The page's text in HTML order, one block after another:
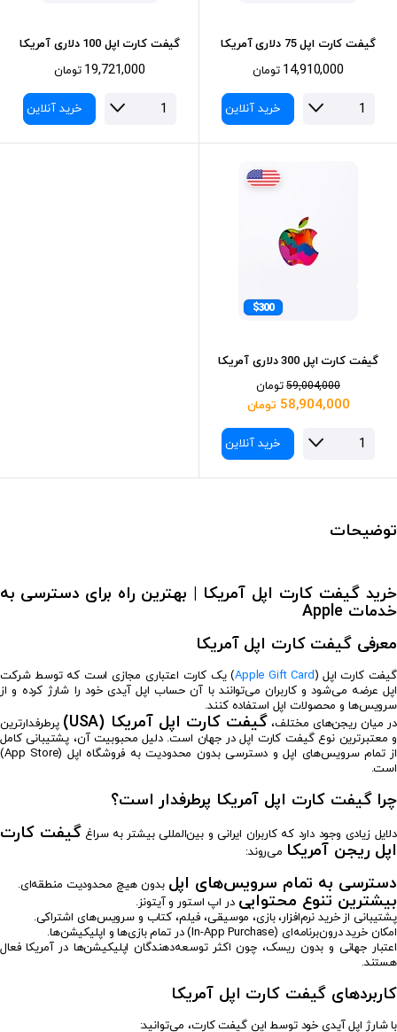
گیفت کارت اپل 75 دلاری آمریکا
14,910,000 تومان
خرید آنلاین
گیفت کارت اپل 100 دلاری آمریکا
19,721,000 تومان
خرید آنلاین
$300
گیفت کارت اپل 300 دلاری آمریکا
59,004,000تومان
58,904,000 تومان
خرید آنلاین
توضیحات
خرید گیفت کارت اپل آمریکا | بهترین راه برای دسترسی به
خدمات Apple
معرفی گیفت کارت اپل آمریکا
گیفت کارت اپل (Apple Gift Card) یک کارت اعتباری مجازی است که توسط شرکت
اپل عرضه می‌شود و کاربران می‌توانند با آن حساب اپل آیدی خود را شارژ کرده و از
سرویس‌ها و محصولات اپل استفاده کنند.
در میان ریجن‌های مختلف، گیفت کارت اپل آمریکا (USA)
پرطرفدارترین
و معتبرترین نوع گیفت کارت اپل در جهان است. دلیل محبوبیت آن، پشتیبانی کامل
از تمام سرویس‌های اپل و دسترسی بدون محدودیت به فروشگاه اپل (App Store)
است.
چرا گیفت کارت اپل آمریکا پرطرفدار است؟
دلایل زیادی وجود دارد که کاربران ایرانی و بین‌المللی بیشتر به سراغ گیفت کارت
اپل ریجن آمریکا می‌روند:
دسترسی به تمام سرویس‌های اپل بدون هیچ محدودیت منطقه‌ای.
بیشترین تنوع محتوایی در اپ استور و آیتونز.
پشتیبانی از خرید نرم‌افزار، بازی، موسیقی، فیلم، کتاب و سرویس‌های اشتراکی.
امکان خرید درون‌برنامه‌ای (In-App Purchase) در تمام بازی‌ها و اپلیکیشن‌ها.
اعتبار جهانی و بدون ریسک، چون اکثر توسعه‌دهندگان اپلیکیشن‌ها در آمریکا فعال
هستند.
کاربردهای گیفت کارت اپل آمریکا
با شارژ اپل آیدی خود توسط این گیفت کارت، می‌توانید: